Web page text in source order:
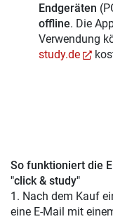
Endgeräten
offline. Die
Verwendung
study.de
So funktioniert die
"click & study"
1. Nach dem Kauf
eine E-Mail mit